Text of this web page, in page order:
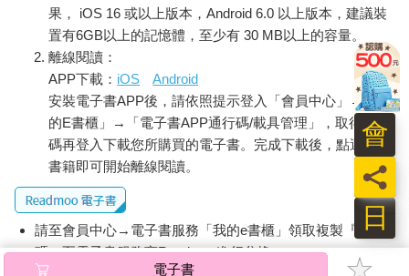
果， iOS 16 或以上版本，Android 6.0 以上版本，建議裝
置有6GB以上的記憶體，至少有 30 MB以上的容量。
離線閱讀：
APP下載： iOS
Android
安裝電子書APP後，請依照提示登入「會員中心」→「我
的E書櫃」→「電子書APP通行碼/載具管理」，取得通行
碼再登入下載您所購買的電子書。完成下載後，點選任一
書籍即可開始離線閱讀。
請至會員中心→電子書服務「我的e書櫃」領取複製『兌換
碼』至電子書服務商Readmoo進行兌換。
電子書
日
員
會